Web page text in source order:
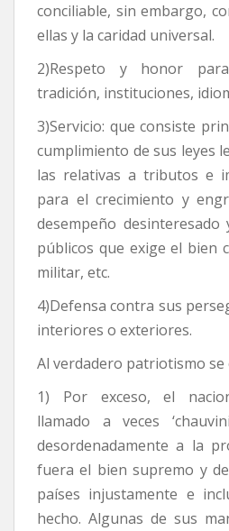
conciliable, sin embargo,
ellas y la caridad universal.
2)Respeto y honor
tradición, instituciones,
3)Servicio: que consiste
cumplimiento de sus leyes
las relativas a tributos e
para el crecimiento y
desempeño
públicos que exige el bien
militar, etc.
4)Defensa contra sus
interiores o exteriores.
Al verdadero patriotismo se
1) Por exceso, el
llamado a veces
desordenadamente a la
fuera el bien supremo y
países injustamente e
hecho. Algunas de sus